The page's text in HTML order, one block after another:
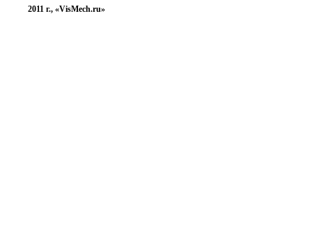
2011 г., «VisMech.ru»